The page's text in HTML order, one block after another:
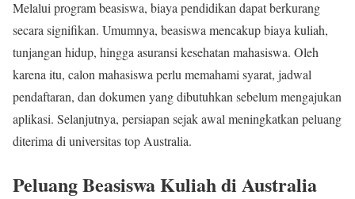
Melalui program beasiswa, biaya pendidikan dapat berkurang
secara signifikan. Umumnya, beasiswa mencakup biaya kuliah,
tunjangan hidup, hingga asuransi kesehatan mahasiswa. Oleh
karena itu, calon mahasiswa perlu memahami syarat, jadwal
pendaftaran, dan dokumen yang dibutuhkan sebelum mengajukan
aplikasi. Selanjutnya, persiapan sejak awal meningkatkan peluang
diterima di universitas top Australia.
Peluang Beasiswa Kuliah di Australia